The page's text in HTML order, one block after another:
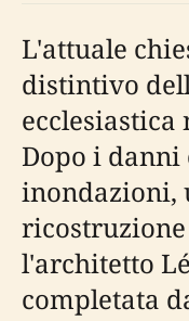
L'attuale
distintivo
ecclesiastica
Dopo i
inondazioni,
l'architetto
completata